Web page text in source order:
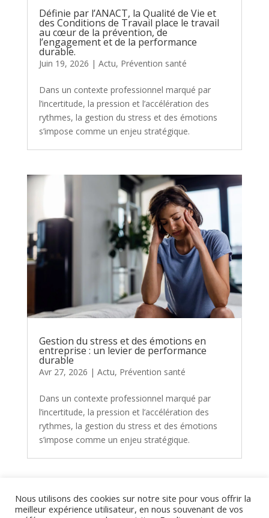
Définie par l’ANACT, la Qualité de Vie et
des Conditions de Travail place le travail
au cœur de la prévention, de
l’engagement et de la performance
durable.
Juin 19, 2026 | Actu, Prévention santé
Dans un contexte professionnel marqué par
l’incertitude, la pression et l’accélération des
rythmes, la gestion du stress et des émotions
s’impose comme un enjeu stratégique.
Gestion du stress et des émotions en
entreprise : un levier de performance
durable
Avr 27, 2026 | Actu, Prévention santé
Dans un contexte professionnel marqué par
l’incertitude, la pression et l’accélération des
rythmes, la gestion du stress et des émotions
s’impose comme un enjeu stratégique.
Nous utilisons des cookies sur notre site pour vous offrir la
meilleur expérience utilisateur, en nous souvenant de vos